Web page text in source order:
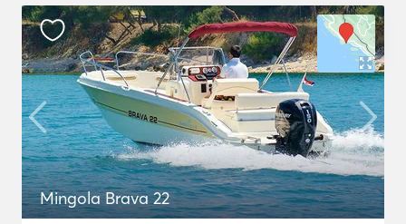
Mingola Brava 22